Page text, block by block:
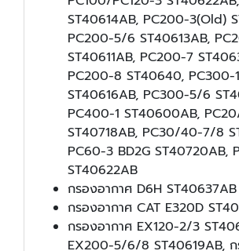
ST40614AB, PC200-3(Old)
PC200-5/6 ST40613AB,
ST40611AB, PC200-7
PC200-8 ST40640,
ST40616AB, PC300-5/6
PC400-1 ST40600AB,
ST40718AB, PC30/40-7/8
PC60-3 BD2G ST40720AB,
ST40622AB
กรองอากาศ D6H ST40637AB
กรองอากาศ CAT E320D
กรองอากาศ EX120-2/3
EX200-5/6/8 ST40619AB, ก